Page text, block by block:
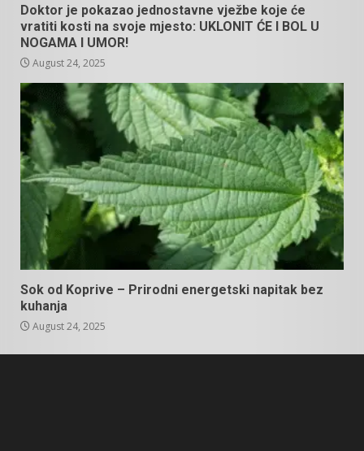
Doktor je pokazao jednostavne vježbe koje će
vratiti kosti na svoje mjesto: UKLONIT ĆE I BOL U
NOGAMA I UMOR!
August 24, 2025
Sok od Koprive – Prirodni energetski napitak bez
kuhanja
August 24, 2025